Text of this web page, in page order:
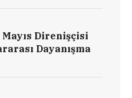
Direnişçisi
Dayanışma